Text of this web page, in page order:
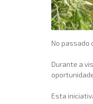
No passado
Durante a
Esta